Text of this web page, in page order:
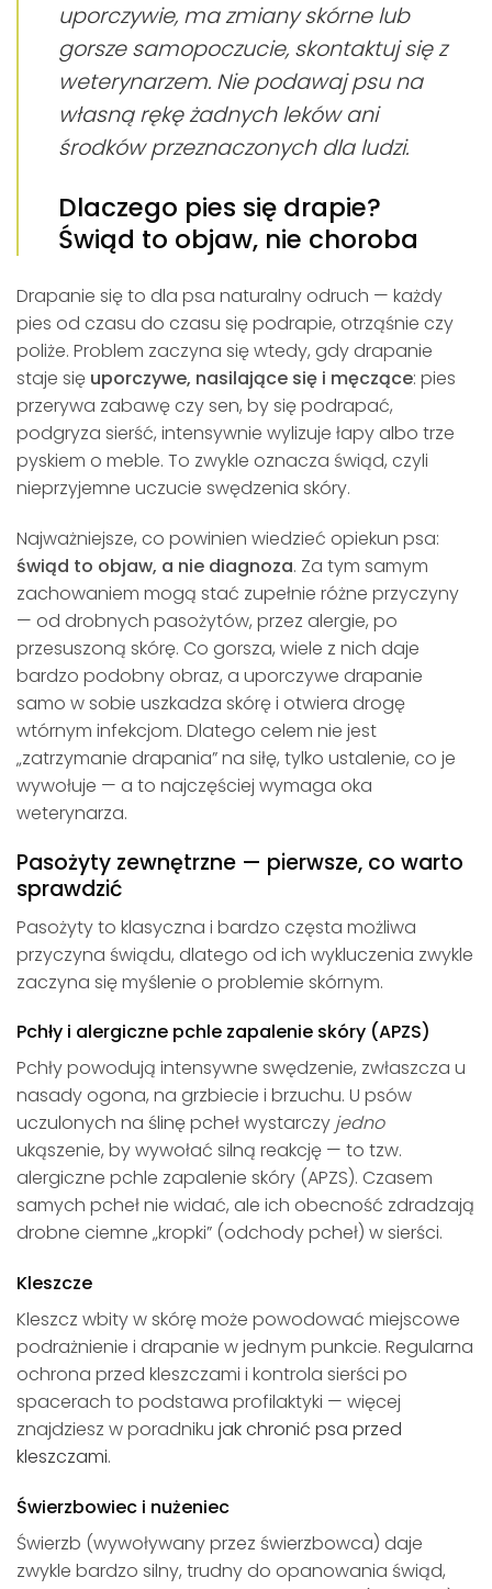
uporczywie, ma zmiany skórne lub
gorsze samopoczucie, skontaktuj się z
weterynarzem. Nie podawaj psu na
własną rękę żadnych leków ani
środków przeznaczonych dla ludzi.
Dlaczego pies się drapie?
Świąd to objaw, nie choroba
Drapanie się to dla psa naturalny odruch — każdy
pies od czasu do czasu się podrapie, otrząśnie czy
poliże. Problem zaczyna się wtedy, gdy drapanie
staje się uporczywe, nasilające się i męczące: pies
przerywa zabawę czy sen, by się podrapać,
podgryza sierść, intensywnie wylizuje łapy albo trze
pyskiem o meble. To zwykle oznacza świąd, czyli
nieprzyjemne uczucie swędzenia skóry.
Najważniejsze, co powinien wiedzieć opiekun psa:
świąd to objaw, a nie diagnoza. Za tym samym
zachowaniem mogą stać zupełnie różne przyczyny
— od drobnych pasożytów, przez alergie, po
przesuszoną skórę. Co gorsza, wiele z nich daje
bardzo podobny obraz, a uporczywe drapanie
samo w sobie uszkadza skórę i otwiera drogę
wtórnym infekcjom. Dlatego celem nie jest
„zatrzymanie drapania” na siłę, tylko ustalenie, co je
wywołuje — a to najczęściej wymaga oka
weterynarza.
Pasożyty zewnętrzne — pierwsze, co warto
sprawdzić
Pasożyty to klasyczna i bardzo częsta możliwa
przyczyna świądu, dlatego od ich wykluczenia zwykle
zaczyna się myślenie o problemie skórnym.
Pchły i alergiczne pchle zapalenie skóry (APZS)
Pchły powodują intensywne swędzenie, zwłaszcza u
nasady ogona, na grzbiecie i brzuchu. U psów
uczulonych na ślinę pcheł wystarczy jedno
ukąszenie, by wywołać silną reakcję — to tzw.
alergiczne pchle zapalenie skóry (APZS). Czasem
samych pcheł nie widać, ale ich obecność zdradzają
drobne ciemne „kropki” (odchody pcheł) w sierści.
Kleszcze
Kleszcz wbity w skórę może powodować miejscowe
podrażnienie i drapanie w jednym punkcie. Regularna
ochrona przed kleszczami i kontrola sierści po
spacerach to podstawa profilaktyki — więcej
znajdziesz w poradniku jak chronić psa przed
kleszczami.
Świerzbowiec i nużeniec
Świerzb (wywoływany przez świerzbowca) daje
zwykle bardzo silny, trudny do opanowania świąd,